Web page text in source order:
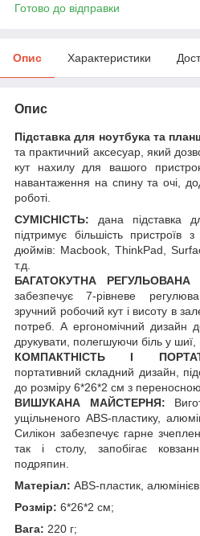
Готово до відправки
Опис Характеристики
Опис
Підставка для ноутбука та
та практичний аксесуар, який
кут нахилу для вашого
навантаження на спину та очі,
роботі.
СУМІСНІСТЬ: дана підставка
підтримує більшість
дюймів: Macbook, ThinkPad,
т.д.
БАГАТОКУТНА РЕГУЛЬОВАНА
забезпечує 7-рівневе
зручний робочий кут і висоту в
потреб. А ергономічний дизайн
друкувати, полегшуючи біль у шиї,
КОМПАКТНІСТЬ І
портативний складний дизайн,
до розміру 6*26*2 см з
ВИШУКАНА МАЙСТЕРНЯ:
ущільненого ABS-пластику,
Силікон забезпечує гарне
так і столу, запобігає
подряпин.
Матеріал: ABS-пластик,
Розмір: 6*26*2 см;
Вага: 220 г;